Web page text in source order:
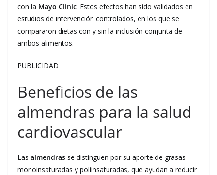
con la Mayo Clinic. Estos efectos han sido validados en
estudios de intervención controlados, en los que se
compararon dietas con y sin la inclusión conjunta de
ambos alimentos.
PUBLICIDAD
Beneficios de las
almendras para la salud
cardiovascular
Las almendras se distinguen por su aporte de grasas
monoinsaturadas y poliinsaturadas, que ayudan a reducir